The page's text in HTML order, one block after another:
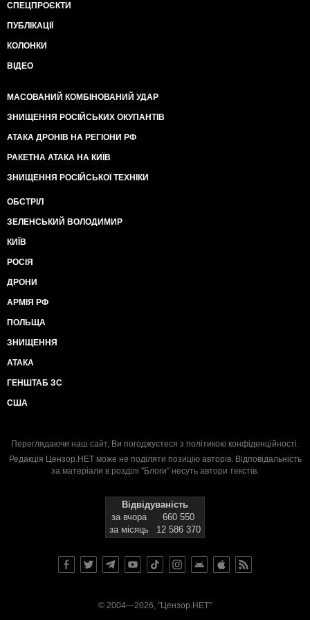
СПЕЦПРОЄКТИ
ПУБЛІКАЦІЇ
КОЛОНКИ
ВІДЕО
МАСОВАНИЙ КОМБІНОВАНИЙ УДАР
ЗНИЩЕННЯ РОСІЙСЬКИХ ОКУПАНТІВ
АТАКА ДРОНІВ НА РЕГІОНИ РФ
РАКЕТНА АТАКА НА КИЇВ
ЗНИЩЕННЯ РОСІЙСЬКОЇ ТЕХНІКИ
ОБСТРІЛ
ЗЕЛЕНСЬКИЙ ВОЛОДИМИР
КИЇВ
РОСІЯ
ДРОНИ
АРМІЯ РФ
ПОЛЬЩА
ЗНИЩЕННЯ
АТАКА
ГЕНШТАБ ЗС
США
Переглядаючи наш сайт, Ви погоджуєтеся з політикою конфіденційності.
Редакція Цензор.НЕТ може не поділяти позицію авторів. Відповідальність
за матеріали в розділі "Блоги" несуть автори текстів.
Відвідуваність
за вчора
660 550
за місяць
12 586 370
© 2004—2026, "Цензор.НЕТ"